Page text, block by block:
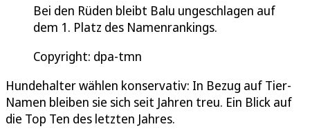
Bei den Rüden bleibt Balu ungeschlagen auf
dem 1. Platz des Namenrankings.
Copyright: dpa-tmn
Hundehalter wählen konservativ: In Bezug auf Tier-
Namen bleiben sie sich seit Jahren treu. Ein Blick auf
die Top Ten des letzten Jahres.